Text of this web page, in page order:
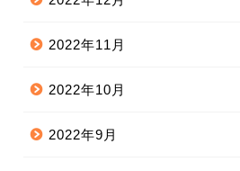
2022年11月
2022年10月
2022年9月